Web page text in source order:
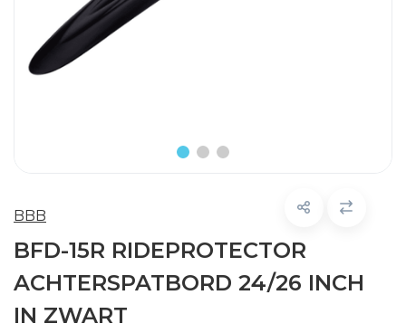
BBB
BFD-15R RIDEPROTECTOR
ACHTERSPATBORD 24/26 INCH
IN ZWART